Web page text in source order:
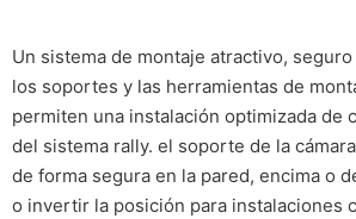
Un sistema de montaje atractivo,
los soportes y las herramientas de
permiten una instalación optimizada de
del sistema rally. el soporte de la
de forma segura en la pared, encima o
o invertir la posición para instalaciones